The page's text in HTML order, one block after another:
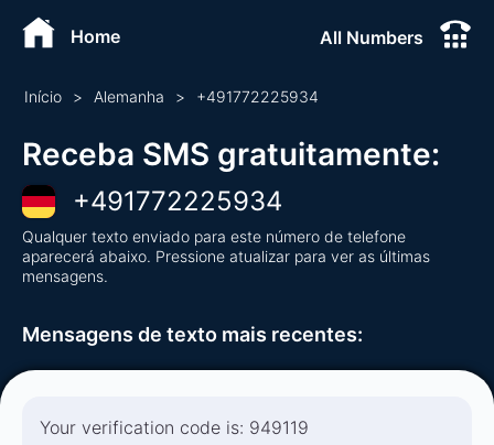
Home All Numbers
Início > Alemanha > +491772225934
Receba SMS gratuitamente:
+491772225934
Qualquer texto enviado para este número de telefone
aparecerá abaixo. Pressione atualizar para ver as últimas
mensagens.
Mensagens de texto mais recentes:
Your verification code is: 949119